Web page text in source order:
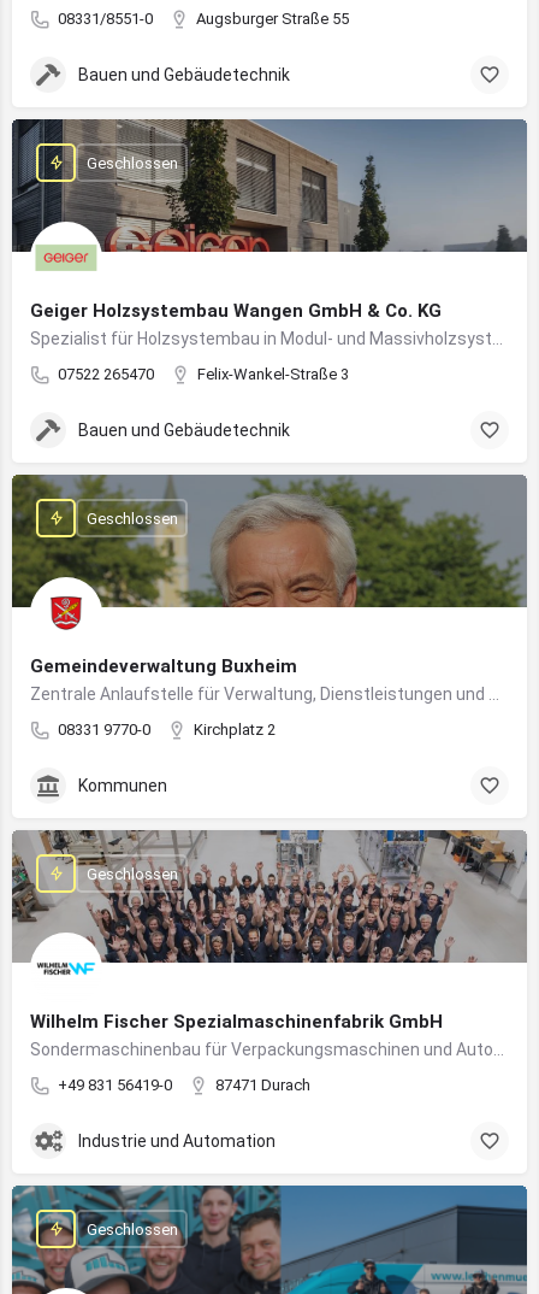
08331/8551-0 Augsburger Straße 55
Bauen und Gebäudetechnik
Geiger Holzsystembau Wangen GmbH & Co. KG
07522 265470 Felix-Wankel-Straße 3
Geschlossen
Bauen und Gebäudetechnik
Gemeindeverwaltung Buxheim
08331 9770-0 Kirchplatz 2
Geschlossen
Kommunen
Wilhelm Fischer Spezialmaschinenfabrik GmbH
+49 831 56419-0 87471 Durach
Geschlossen
Industrie und Automation
Geschlossen